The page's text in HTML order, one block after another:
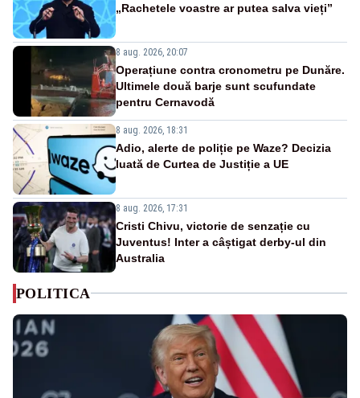
„Rachetele voastre ar putea salva vieți”
8 aug. 2026, 20:07
Operațiune contra cronometru pe Dunăre.
Ultimele două barje sunt scufundate
pentru Cernavodă
8 aug. 2026, 18:31
Adio, alerte de poliție pe Waze? Decizia
luată de Curtea de Justiție a UE
8 aug. 2026, 17:31
Cristi Chivu, victorie de senzație cu
Juventus! Inter a câștigat derby-ul din
Australia
POLITICA